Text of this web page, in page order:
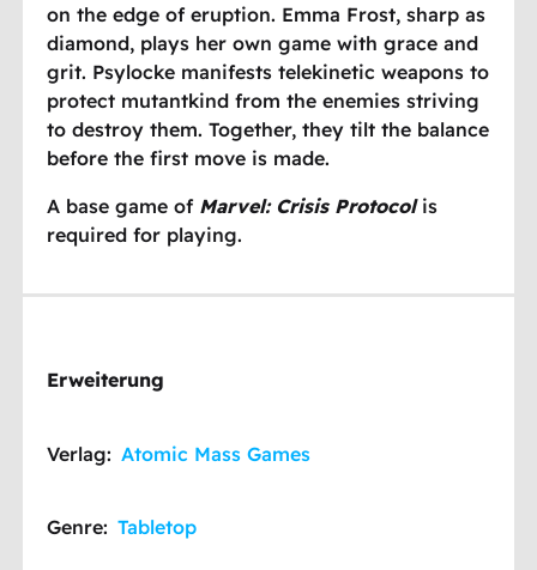
on the edge of eruption. Emma Frost, sharp as
diamond, plays her own game with grace and
grit. Psylocke manifests telekinetic weapons to
protect mutantkind from the enemies striving
to destroy them. Together, they tilt the balance
before the first move is made.
A base game of Marvel: Crisis Protocolis
required for playing.
Erweiterung
Verlag: Atomic Mass Games
Genre: Tabletop